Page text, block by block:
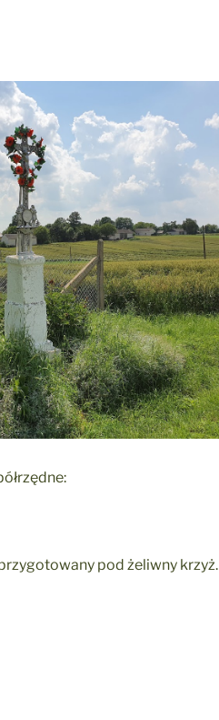
pod żeliwny krzyż.